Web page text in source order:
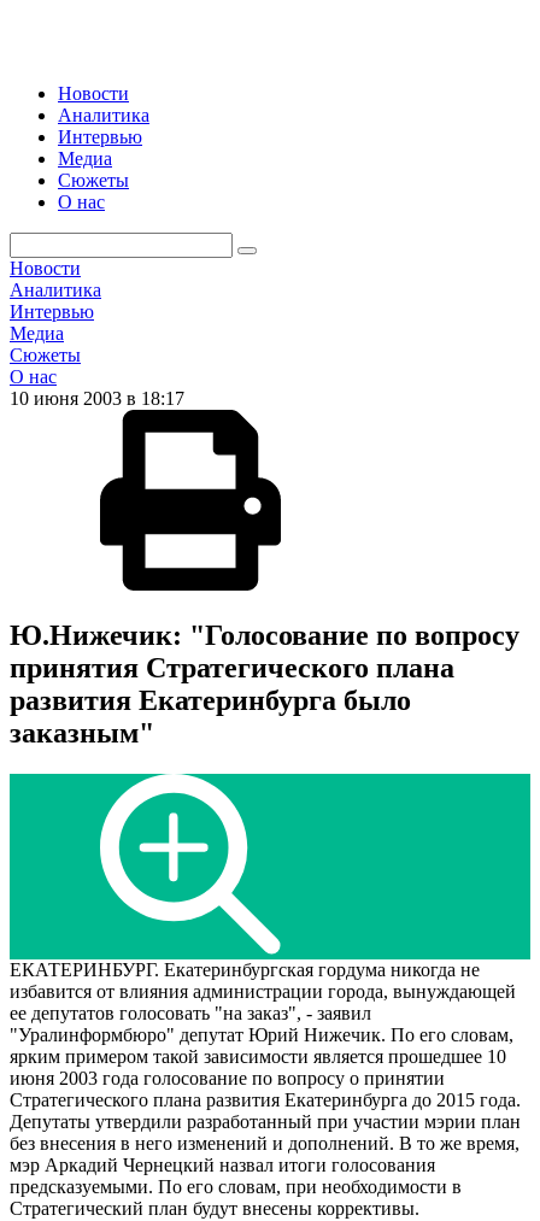
Новости
Аналитика
Интервью
Медиа
Сюжеты
О нас
Новости
Аналитика
Интервью
Медиа
Сюжеты
О нас
10 июня 2003 в 18:17
Ю.Нижечик: "Голосование по вопросу
принятия Стратегического плана
развития Екатеринбурга было
заказным"
ЕКАТЕРИНБУРГ. Екатеринбургская гордума никогда не
избавится от влияния администрации города, вынуждающей
ее депутатов голосовать "на заказ", - заявил
"Уралинформбюро" депутат Юрий Нижечик. По его словам,
ярким примером такой зависимости является прошедшее 10
июня 2003 года голосование по вопросу о принятии
Стратегического плана развития Екатеринбурга до 2015 года.
Депутаты утвердили разработанный при участии мэрии план
без внесения в него изменений и дополнений. В то же время,
мэр Аркадий Чернецкий назвал итоги голосования
предсказуемыми. По его словам, при необходимости в
Стратегический план будут внесены коррективы.